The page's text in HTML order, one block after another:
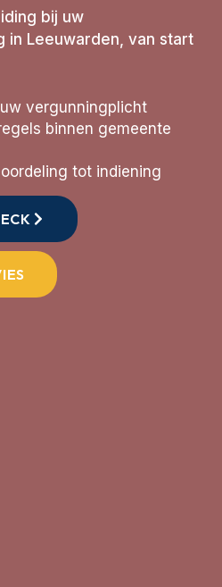
bij uw
in Leeuwarden, van start
vergunningplicht
binnen gemeente
tot indiening